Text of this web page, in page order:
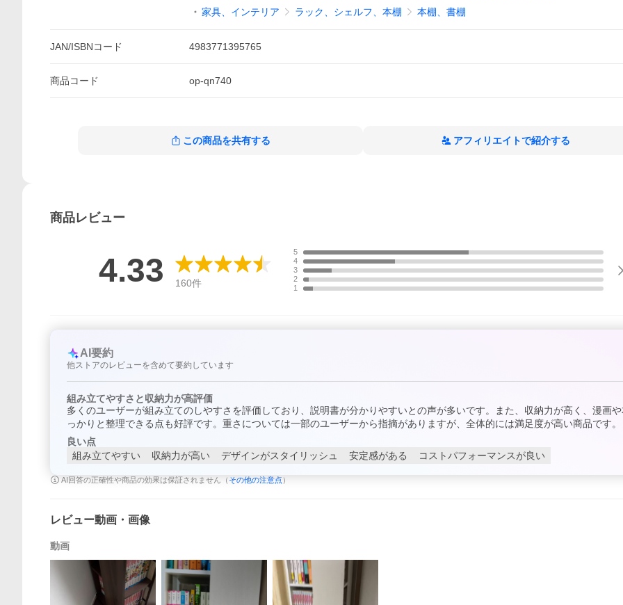
家具、インテリア
ラック、シェルフ、本棚 本棚、書棚
JAN/ISBNコード 4983771395765
商品コード op-qn740
この商品を共有する アフィリエイトで紹介する
商品レビュー
4.33 160件
5
4
3
2
1
AI要約
他ストアのレビューを含めて要約しています
組み立てやすさと収納力が高評価
多くのユーザーが組み立てのしやすさを評価しており、説明書が分かりやすいとの声が多いです。また、収納力が高く、漫画
っかりと整理できる点も好評です。重さについては一部のユーザーから指摘がありますが、全体的には満足度が高い商品です。
良い点
組み立てやすい
収納力が高い デザインがスタイリッシュ 安定感がある コストパフォーマンスが良い
AI回答の正確性や商品の効果は保証されません（ その他の注意点 ）
レビュー動画・画像
動画